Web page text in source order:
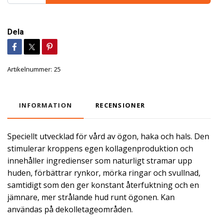
Dela
Artikelnummer: 25
INFORMATION RECENSIONER
Speciellt utvecklad för vård av ögon, haka och hals. Den
stimulerar kroppens egen kollagenproduktion och
innehåller ingredienser som naturligt stramar upp
huden, förbättrar rynkor, mörka ringar och svullnad,
samtidigt som den ger konstant återfuktning och en
jämnare, mer strålande hud runt ögonen. Kan
användas på dekolletageområden.